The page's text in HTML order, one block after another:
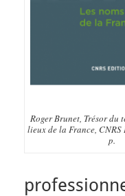
Roger Brunet, Trésor du
lieux de la France,
p.